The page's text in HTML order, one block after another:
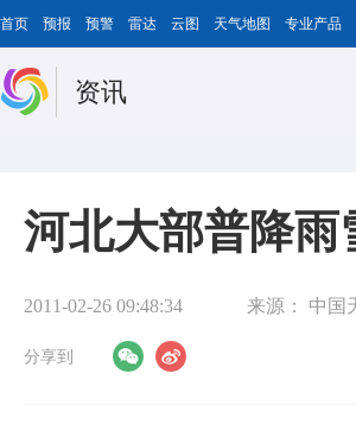
首页 预报 预警 雷达 云图 天气地图 专业产品
资讯
河北大部普降雨
2011-02-26 09:48:34 来源： 中国
分享到